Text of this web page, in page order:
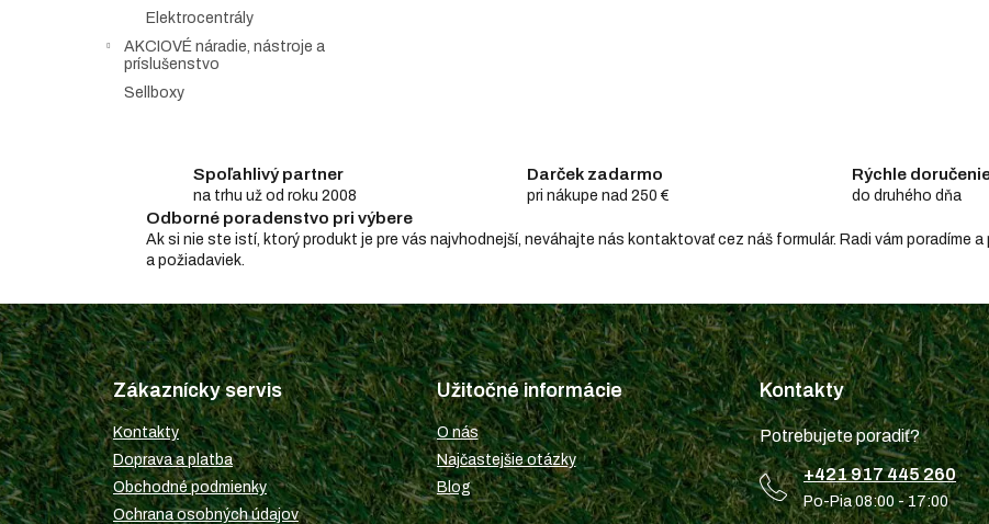
Elektrocentrály
AKCIOVÉ náradie, nástroje a
príslušenstvo
Sellboxy
Spoľahlivý partner
na trhu už od roku 2008
Darček zadarmo
pri nákupe nad 250 €
Rýchle
do druhého dňa
Odborné poradenstvo pri výbere
Ak si nie ste istí, ktorý produkt je pre vás najvhodnejší, neváhajte nás kontaktovať cez náš formulár. Radi vám poradíme
a požiadaviek.
Z
á
p
ä
t
i
e
Zákaznícky servis
Kontakty
Doprava a platba
Obchodné podmienky
Ochrana osobných údajov
Užitočné informácie
O nás
Najčastejšie otázky
Blog
Kontakty
Potrebujete poradiť?
+421 917 445 260
Po-Pia 08:00 - 17:00